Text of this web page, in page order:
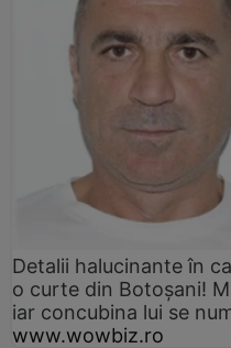
Detalii halucinante în
o curte din Botoșani!
iar concubina lui se
www.wowbiz.ro